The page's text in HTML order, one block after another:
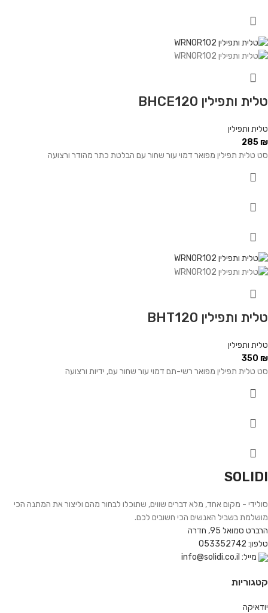
טלית ותפילין BHCE120
טלית ותפילין
285₪
סט טלית תפילין מפואר דמוי עור שחור עם הבלטת כתר מהודר ורצועה
טלית ותפילין BHT120
טלית ותפילין
350 ₪
סט טלית תפילין מפואר רשי-תם דמוי עור שחור עם, ידיות ורצועה
SOLIDI
סולידי - מקום אחד, מלא דברים שווים, שתוכלו לבחור מהם וליצור את המתנה הכי
מושלמת בשביל האנשים הכי חשובים לכם.
הרברט סמואל 95, חדרה
טלפון: 053352742
מייל: info@solidi.co.il
קטגוריות
יודאיקה